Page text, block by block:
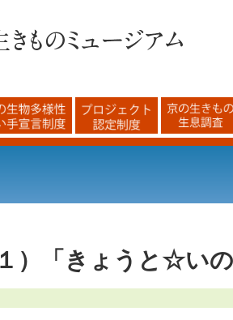
）「きょうと☆い